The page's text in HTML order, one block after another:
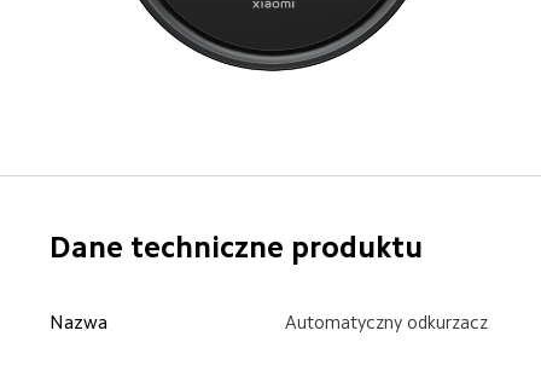
Dane techniczne produktu
Nazwa Automatyczny odkurzacz